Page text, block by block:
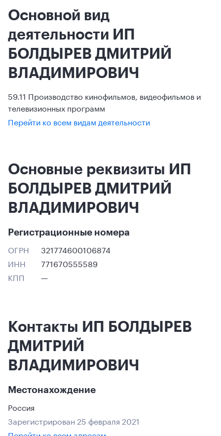
Основной вид
деятельности ИП
БОЛДЫРЕВ ДМИТРИЙ
ВЛАДИМИРОВИЧ
59.11 Производство кинофильмов, видеофильмов и
телевизионных программ
Перейти ко всем видам деятельности
Основные реквизиты ИП
БОЛДЫРЕВ ДМИТРИЙ
ВЛАДИМИРОВИЧ
Регистрационные номера
ОГРН
321774600106874
ИНН
771670555589
КПП
—
Контакты ИП БОЛДЫРЕВ
ДМИТРИЙ
ВЛАДИМИРОВИЧ
Местонахождение
Россия
Зарегистрирован 25 февраля 2021